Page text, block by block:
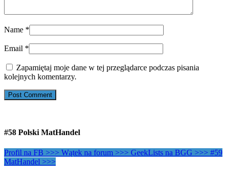
Name *
Email *
Zapamiętaj moje dane w tej przeglądarce podczas pisania
kolejnych komentarzy.
#58 Polski MatHandel
Profil na FB >>> Wątek na forum >>> GeekLists na BGG >>> #59
MatHandel >>>